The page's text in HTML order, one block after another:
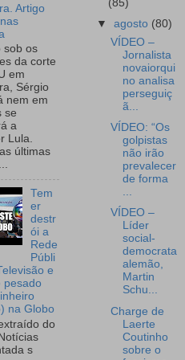
Artigo
sob os
da corte
em
Sérgio
nem em
se
a
Lula.
últimas
Tem
er
destr
ói a
Rede
Públi
e
pesado
na Globo
do
s
(85)
▼agosto (80)
VÍDEO –
Jornalista
novaiorqui
no analisa
perseguiç
ã...
VÍDEO: “Os
golpistas
não irão
prevalecer
de forma
...
VÍDEO –
Líder
social-
democrata
alemão,
Martin
Schu...
Charge de
Laerte
Coutinho
sobre o